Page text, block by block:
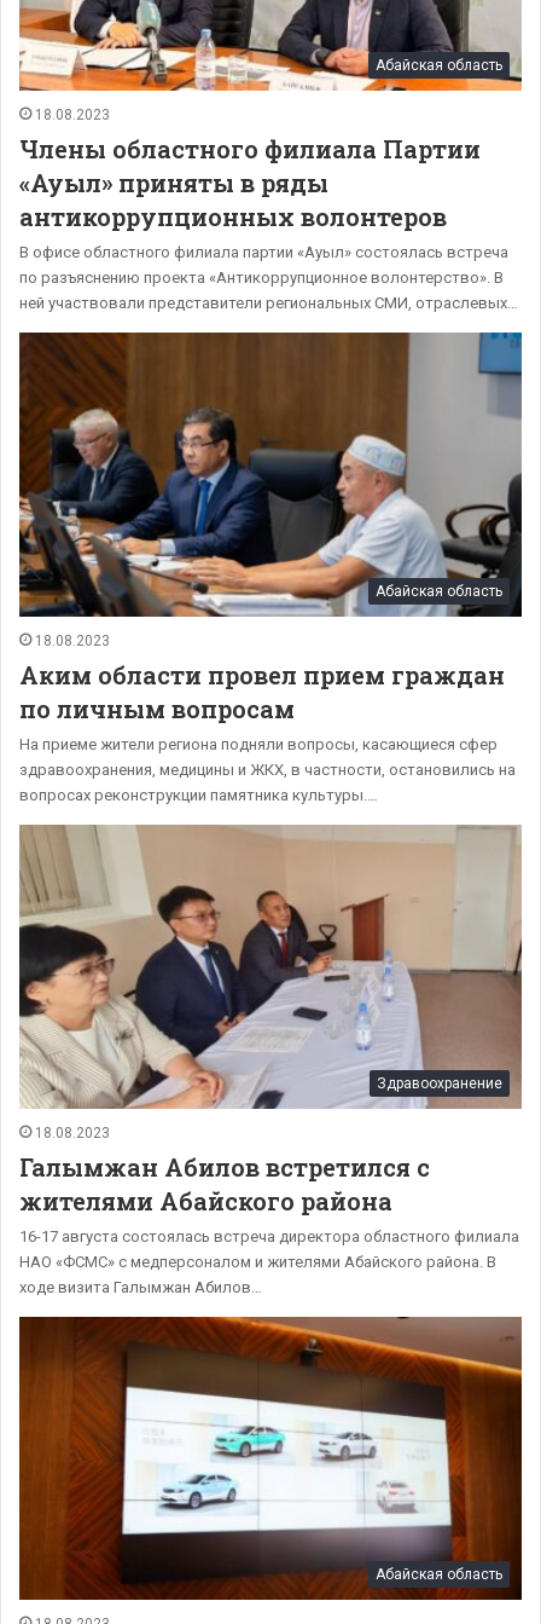
Абайская область
18.08.2023
Члены областного филиала Партии
«Ауыл» приняты в ряды
антикоррупционных волонтеров
В офисе областного филиала партии «Ауыл» состоялась встреча
по разъяснению проекта «Антикоррупционное волонтерство». В
ней участвовали представители региональных СМИ, отраслевых…
Абайская область
18.08.2023
Аким области провел прием граждан
по личным вопросам
На приеме жители региона подняли вопросы, касающиеся сфер
здравоохранения, медицины и ЖКХ, в частности, остановились на
вопросах реконструкции памятника культуры.…
Здравоохранение
18.08.2023
Галымжан Абилов встретился с
жителями Абайского района
16-17 августа состоялась встреча директора областного филиала
НАО «ФСМС» с медперсоналом и жителями Абайского района. В
ходе визита Галымжан Абилов…
Абайская область